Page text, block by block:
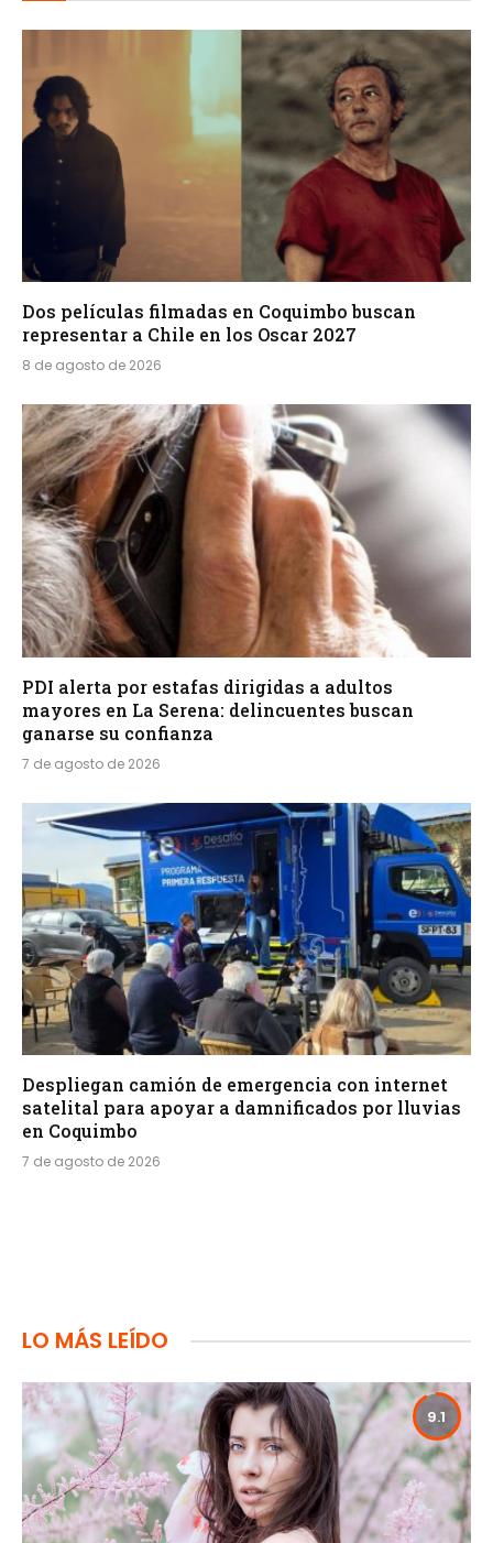
Dos películas filmadas en Coquimbo buscan
representar a Chile en los Oscar 2027
8 de agosto de 2026
PDI alerta por estafas dirigidas a adultos
mayores en La Serena: delincuentes buscan
ganarse su confianza
7 de agosto de 2026
Despliegan camión de emergencia con internet
satelital para apoyar a damnificados por lluvias
en Coquimbo
7 de agosto de 2026
LO MÁS LEÍDO
9.1